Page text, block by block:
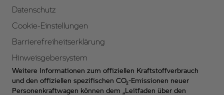
Datenschutz
Cookie-Einstellungen
Barrierefreiheitserklärung
Hinweisgebersystem
Weitere Informationen zum offiziellen Kraftstoffverbrauch
und den offiziellen spezifischen CO₂-Emissionen neuer
Personenkraftwagen können dem „Leitfaden über den